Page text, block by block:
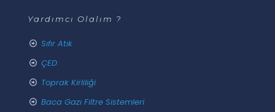
Yardımcı Olalım ?
Sıfır Atık
ÇED
Toprak Kirliliği
Baca Gazı Filtre Sistemleri